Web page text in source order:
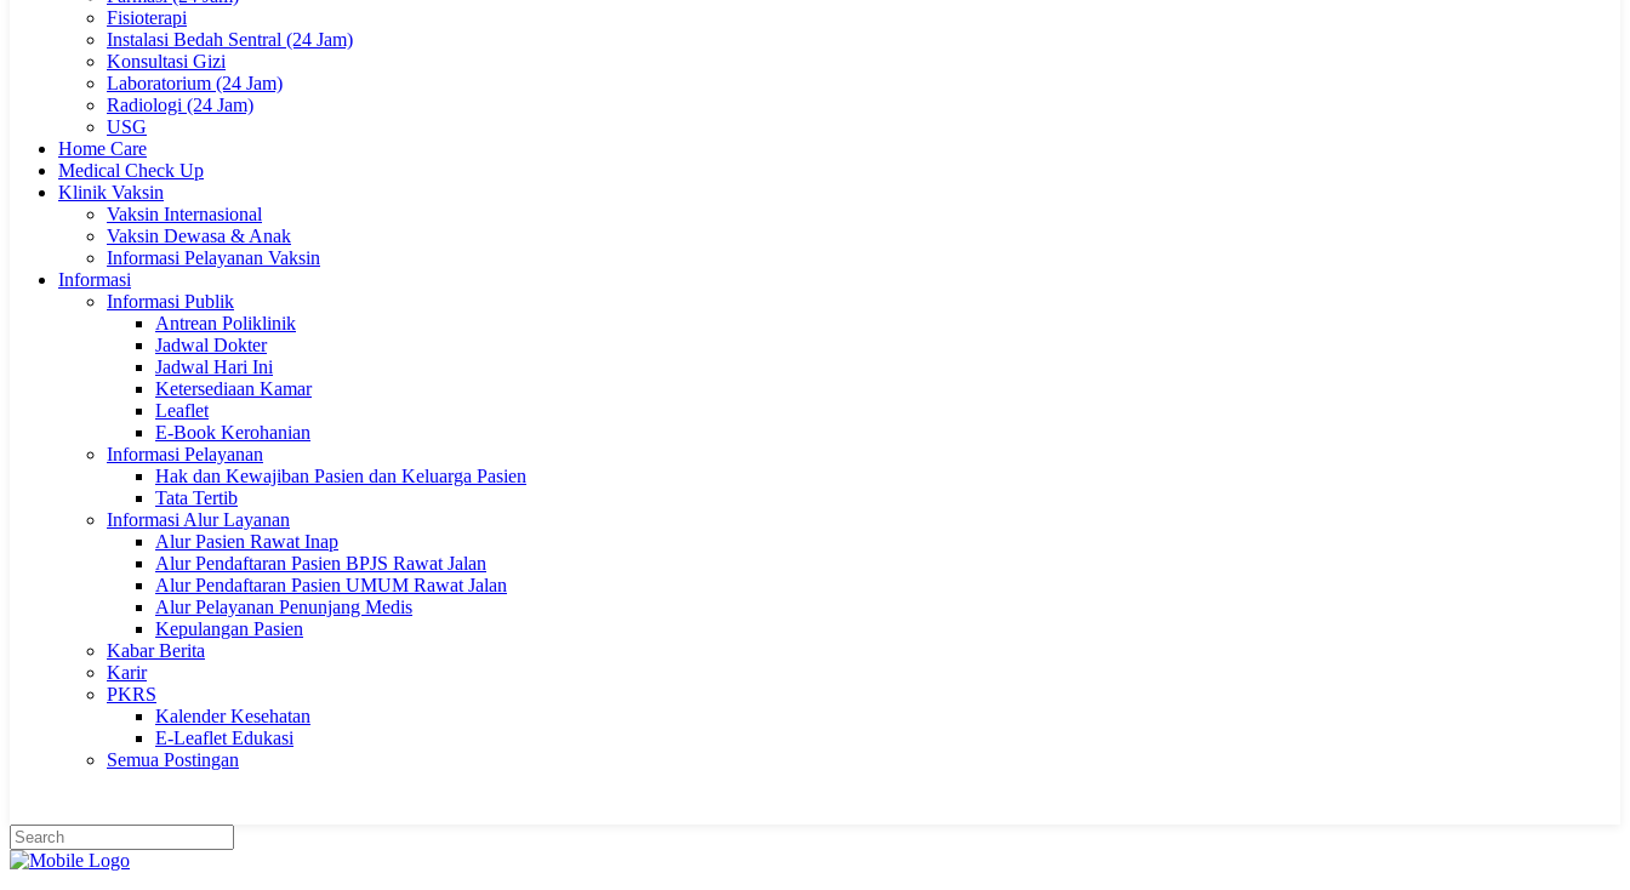
Fisioterapi
Instalasi Bedah Sentral (24 Jam)
Konsultasi Gizi
Laboratorium (24 Jam)
Radiologi (24 Jam)
USG
Home Care
Medical Check Up
Klinik Vaksin
Vaksin Internasional
Vaksin Dewasa & Anak
Informasi Pelayanan Vaksin
Informasi
Informasi Publik
Antrean Poliklinik
Jadwal Dokter
Jadwal Hari Ini
Ketersediaan Kamar
Leaflet
E-Book Kerohanian
Informasi Pelayanan
Hak dan Kewajiban Pasien dan Keluarga Pasien
Tata Tertib
Informasi Alur Layanan
Alur Pasien Rawat Inap
Alur Pendaftaran Pasien BPJS Rawat Jalan
Alur Pendaftaran Pasien UMUM Rawat Jalan
Alur Pelayanan Penunjang Medis
Kepulangan Pasien
Kabar Berita
Karir
PKRS
Kalender Kesehatan
E-Leaflet Edukasi
Semua Postingan